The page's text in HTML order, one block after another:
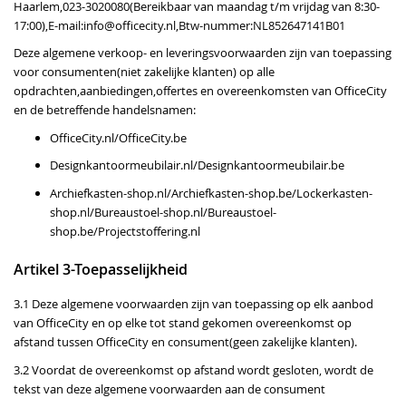
Haarlem,023-3020080(Bereikbaar van maandag t/m vrijdag van 8:30-
17:00),E-mail:info@officecity.nl,Btw-nummer:NL852647141B01
Deze algemene verkoop- en leveringsvoorwaarden zijn van toepassing
voor consumenten(niet zakelijke klanten) op alle
opdrachten,aanbiedingen,offertes en overeenkomsten van OfficeCity
en de betreffende handelsnamen:
OfficeCity.nl/OfficeCity.be
Designkantoormeubilair.nl/Designkantoormeubilair.be
Archiefkasten-shop.nl/Archiefkasten-shop.be/Lockerkasten-
shop.nl/Bureaustoel-shop.nl/Bureaustoel-
shop.be/Projectstoffering.nl
Artikel 3-Toepasselijkheid
3.1 Deze algemene voorwaarden zijn van toepassing op elk aanbod
van OfficeCity en op elke tot stand gekomen overeenkomst op
afstand tussen OfficeCity en consument(geen zakelijke klanten).
3.2 Voordat de overeenkomst op afstand wordt gesloten, wordt de
tekst van deze algemene voorwaarden aan de consument